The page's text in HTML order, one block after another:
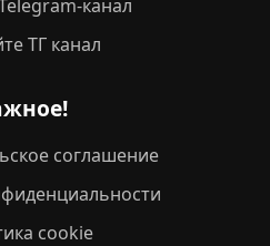
канал
ТГ канал
соглашение
cookie